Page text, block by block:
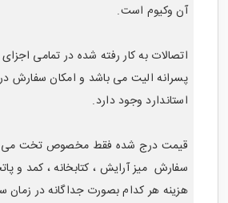
آن وکیوم است.
اتصالات به کار رفته شده در تمامی
پسرانهالیت می باشد و امکان سفارش
استاندارد وجود دارد.
قیمت درج شده فقط مخصوص تخت می
سفارش میز آرایش ، کتابخانه ، کمد و
هزینه هر کدام بصورت جداگانه در